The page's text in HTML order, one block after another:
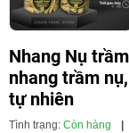
Nhang Nụ
nhang trầm
tự nhiên
Tình trạng: Còn hàng |